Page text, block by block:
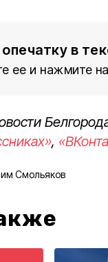
в
ее и нажмите на
,
Смольяков